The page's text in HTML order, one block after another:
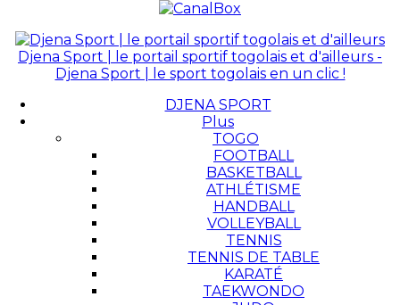
Djena Sport | le portail sportif togolais et d'ailleurs -
Djena Sport | le sport togolais en un clic !
DJENA SPORT
Plus
TOGO
FOOTBALL
BASKETBALL
ATHLÉTISME
HANDBALL
VOLLEYBALL
TENNIS
TENNIS DE TABLE
KARATÉ
TAEKWONDO